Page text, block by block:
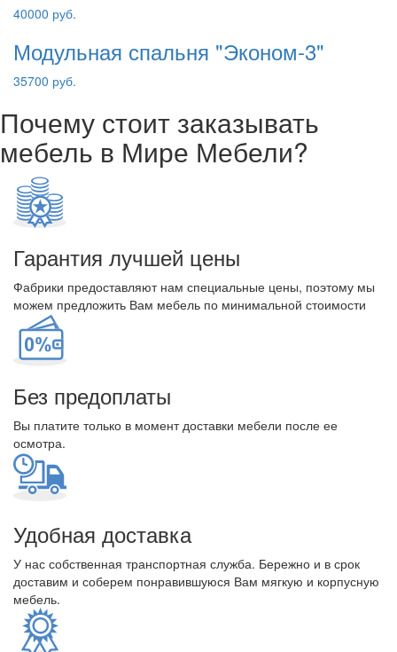
40000 руб.
Модульная спальня "Эконом-3"
35700 руб.
Почему стоит заказывать
мебель в Мире Мебели?
Гарантия лучшей цены
Фабрики предоставляют нам специальные цены, поэтому мы
можем предложить Вам мебель по минимальной стоимости
Без предоплаты
Вы платите только в момент доставки мебели после ее
осмотра.
Удобная доставка
У нас собственная транспортная служба. Бережно и в срок
доставим и соберем понравившуюся Вам мягкую и корпусную
мебель.